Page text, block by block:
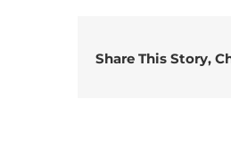
Share This Story,